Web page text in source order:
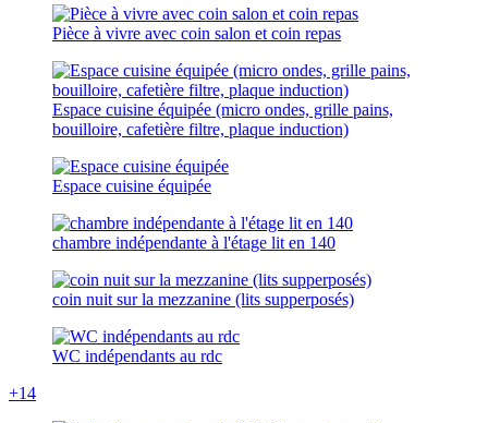
Pièce à vivre avec coin salon et coin repas
Espace cuisine équipée (micro ondes, grille pains,
bouilloire, cafetière filtre, plaque induction)
Espace cuisine équipée
chambre indépendante à l'étage lit en 140
coin nuit sur la mezzanine (lits supperposés)
WC indépendants au rdc
+14